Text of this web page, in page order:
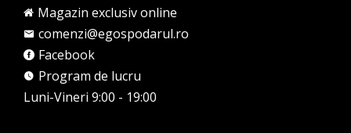
Magazin exclusiv online
comenzi@egospodarul.ro
Facebook
Program de lucru
Luni-Vineri 9:00 - 19:00